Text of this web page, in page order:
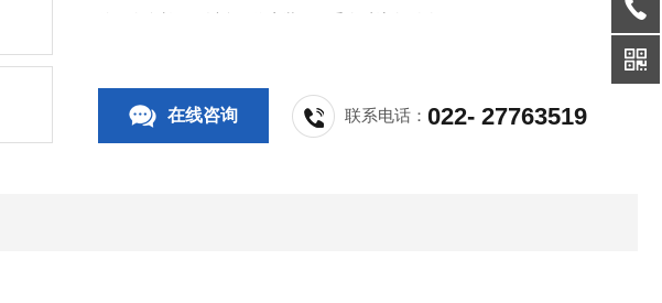
使用寿命长。可以多工位安装，不受介质流向影响。
在线咨询 联系电话：022- 27763519